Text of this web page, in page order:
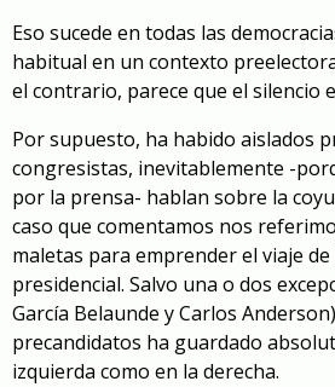
Eso sucede en todas las
habitual en un contexto
el contrario, parece que el silencio
Por supuesto, ha habido aislados
congresistas, inevitablemente -
por la prensa- hablan sobre la
caso que comentamos nos
maletas para emprender el viaje
presidencial. Salvo una o dos
García Belaunde y Carlos
precandidatos ha guardado
izquierda como en la derecha.